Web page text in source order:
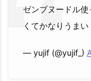
ゼンブヌードル
くてかなりうまい
— yujif (@yujif_)